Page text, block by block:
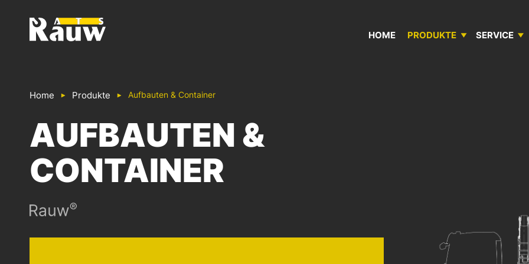
ATS RAUW - BAU & GESTALTUNG VON NUTZFAHRZEUGEN IN BÜLLINGEN
HOME
PRODUKTE
STOCK- & MIET­FAHRZEUGE
SERVICE
Home Produkte Aufbauten & Container
AUFBAUTEN &
CONTAINER